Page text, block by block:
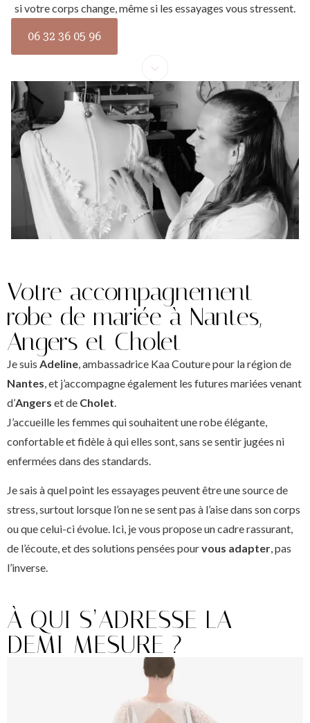
si votre corps change, même si les essayages vous stressent.
06 32 36 05 96
Votre accompagnement
robe de mariée à Nantes,
Angers et Cholet
Je suis Adeline, ambassadrice Kaa Couture pour la région de
Nantes, et j’accompagne également les futures mariées venant
d’Angers et de Cholet.
J’accueille les femmes qui souhaitent une robe élégante,
confortable et fidèle à qui elles sont, sans se sentir jugées ni
enfermées dans des standards.
Je sais à quel point les essayages peuvent être une source de
stress, surtout lorsque l’on ne se sent pas à l’aise dans son corps
ou que celui-ci évolue. Ici, je vous propose un cadre rassurant,
de l’écoute, et des solutions pensées pourvous adapter, pas
l’inverse.
À QUI S’ADRESSE LA
DEMI-MESURE ?